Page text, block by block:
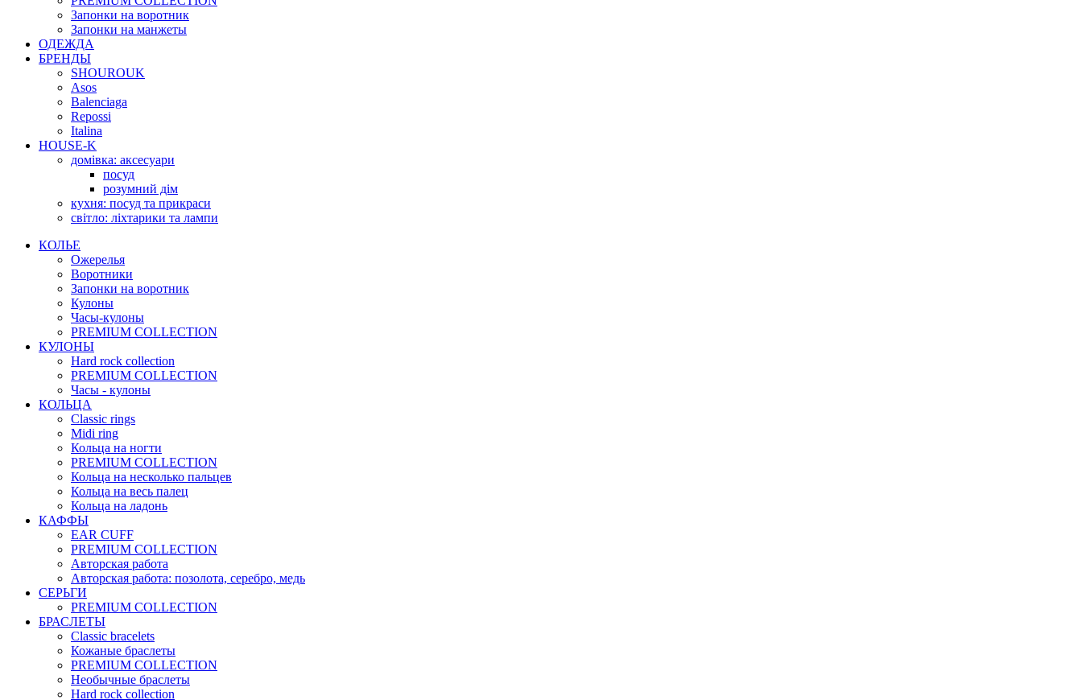
Запонки на воротник
Запонки на манжеты
ОДЕЖДА
БРЕНДЫ
SHOUROUK
Asos
Balenciaga
Repossi
Italina
HOUSE-K
домівка: аксесуари
посуд
розумний дім
кухня: посуд та прикраси
світло: ліхтарики та лампи
КОЛЬЕ
Ожерелья
Воротники
Запонки на воротник
Кулоны
Часы-кулоны
PREMIUM COLLECTION
КУЛОНЫ
Hard rock collection
PREMIUM COLLECTION
Часы - кулоны
КОЛЬЦА
Classic rings
Midi ring
Кольца на ногти
PREMIUM COLLECTION
Кольца на несколько пальцев
Кольца на весь палец
Кольца на ладонь
КАФФЫ
EAR CUFF
PREMIUM COLLECTION
Авторская работа
Авторская работа: позолота, серебро, медь
СЕРЬГИ
PREMIUM COLLECTION
БРАСЛЕТЫ
Classic bracelets
Кожаные браслеты
PREMIUM COLLECTION
Необычные браслеты
Hard rock collection